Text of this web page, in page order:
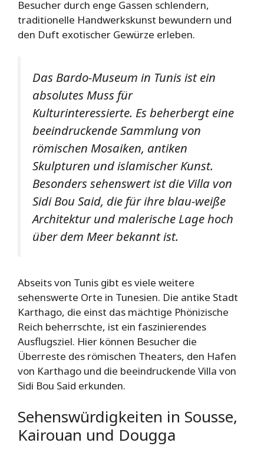
Besucher durch enge Gassen schlendern,
traditionelle Handwerkskunst bewundern und
den Duft exotischer Gewürze erleben.
Das Bardo-Museum in Tunis ist ein
absolutes Muss für
Kulturinteressierte. Es beherbergt eine
beeindruckende Sammlung von
römischen Mosaiken, antiken
Skulpturen und islamischer Kunst.
Besonders sehenswert ist die Villa von
Sidi Bou Said, die für ihre blau-weiße
Architektur und malerische Lage hoch
über dem Meer bekannt ist.
Abseits von Tunis gibt es viele weitere
sehenswerte Orte in Tunesien. Die antike Stadt
Karthago, die einst das mächtige Phönizische
Reich beherrschte, ist ein faszinierendes
Ausflugsziel. Hier können Besucher die
Überreste des römischen Theaters, den Hafen
von Karthago und die beeindruckende Villa von
Sidi Bou Said erkunden.
Sehenswürdigkeiten in Sousse,
Kairouan und Dougga